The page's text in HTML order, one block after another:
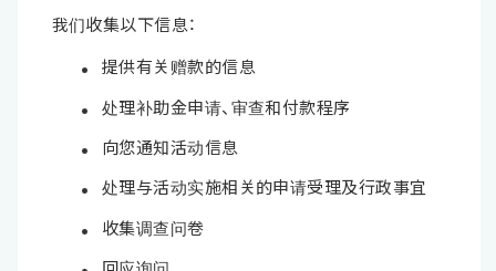
我们收集以下信息：
提供有关赠款的信息
处理补助金申请、审查和付款程序
向您通知活动信息
处理与活动实施相关的申请受理及行政事宜
收集调查问卷